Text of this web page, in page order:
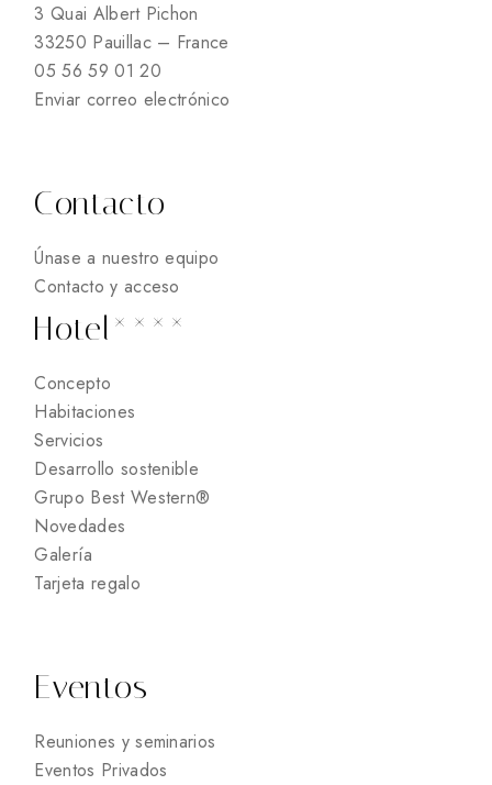
3 Quai Albert Pichon
33250 Pauillac – France
05 56 59 01 20
Enviar correo electrónico
Contacto
Únase a nuestro equipo
Contacto y acceso
Hotel****
Concepto
Habitaciones
Servicios
Desarrollo sostenible
Grupo Best Western®
Novedades
Galería
Tarjeta regalo
Eventos
Reuniones y seminarios
Eventos Privados